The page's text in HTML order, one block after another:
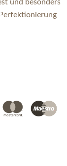
und besonders